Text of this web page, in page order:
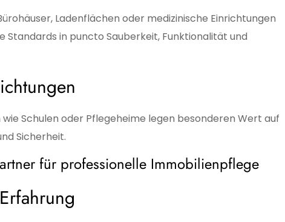
Ladenflächen oder medizinische Einrichtungen
Standards in puncto Sauberkeit, Funktionalität und
Schulen oder Pflegeheime legen besonderen Wert auf
Sicherheit.
für professionelle Immobilienpflege